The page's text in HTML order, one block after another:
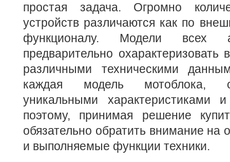
простая задача. Огромно
устройств различаются как по
функционалу. Модели всех
предварительно охарактеризовать
различными техническими
каждая модель мотоблока,
уникальными характеристиками
поэтому, принимая решение
обязательно обратить внимание на
и выполняемые функции техники.